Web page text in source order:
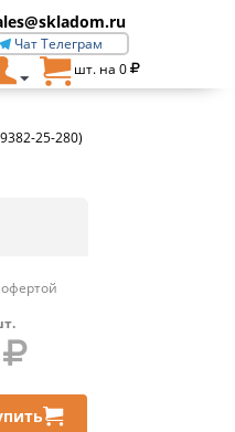
Чат Телеграм
шт. на 0
25-280)